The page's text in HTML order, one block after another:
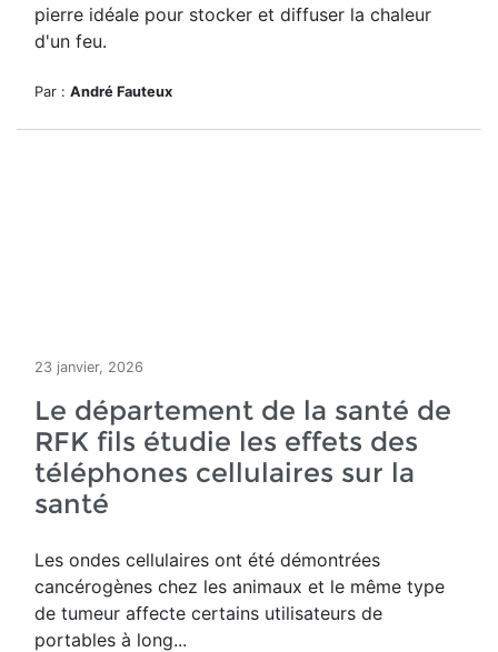
pierre idéale pour stocker et diffuser la chaleur
d'un feu.
Par : André Fauteux
23 janvier, 2026
Le département de la santé de
RFK fils étudie les effets des
téléphones cellulaires sur la
santé
Les ondes cellulaires ont été démontrées
cancérogènes chez les animaux et le même type
de tumeur affecte certains utilisateurs de
portables à long...